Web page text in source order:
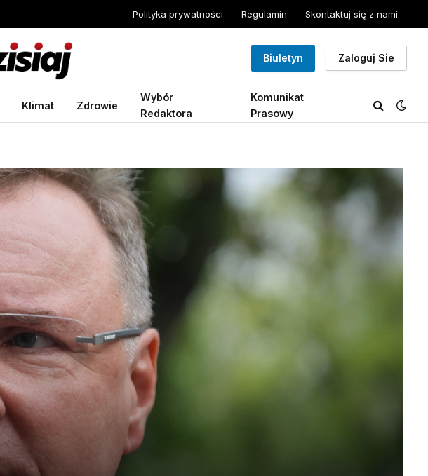
Polityka prywatności Regulamin Skontaktuj się z nami
Biuletyn Zaloguj Sie
Klimat Zdrowie
Wybór
Redaktora
Komunikat
Prasowy